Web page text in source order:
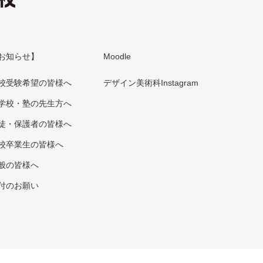
知らせ】
受験希望の皆様へ
校・塾の先生方へ
・保護者の皆様へ
卒業生の皆様へ
の皆様へ
のお願い
Moodle
デザイン美術科Instagram